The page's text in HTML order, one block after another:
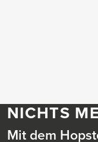
NICHTS
Mit dem